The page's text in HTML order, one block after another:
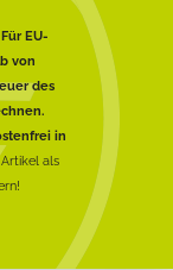
EU-
von
des
in
als